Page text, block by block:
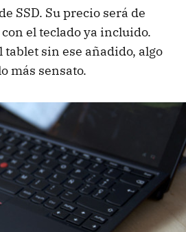
SSD. Su precio será de
con el teclado ya incluido.
tablet sin ese añadido, algo
más sensato.